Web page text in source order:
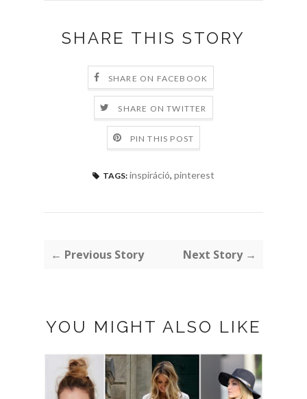
SHARE THIS STORY
SHARE ON FACEBOOK
SHARE ON TWITTER
PIN THIS POST
TAGS: inspiráció, pinterest
← Previous Story Next Story →
YOU MIGHT ALSO LIKE